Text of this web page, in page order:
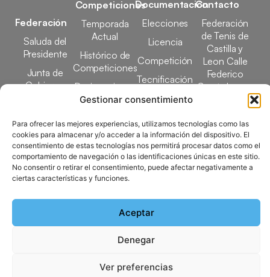
Gestionar consentimiento
Para ofrecer las mejores experiencias, utilizamos tecnologías como las
cookies para almacenar y/o acceder a la información del dispositivo. El
consentimiento de estas tecnologías nos permitirá procesar datos como el
comportamiento de navegación o las identificaciones únicas en este sitio.
No consentir o retirar el consentimiento, puede afectar negativamente a
ciertas características y funciones.
Aceptar
Denegar
Ver preferencias
Federación
Saluda del
Presidente
Junta de
Gobierno
Elecciones
Clubes
Federados
Competiciones
Temporada
Actual
Histórico de
Competiciones
Designaciones
Arbitrales
Documentación
Elecciones
Licencia
Competición
Tecnificación
Docencia
Contacto
Federación
de Tenis de
Castilla y
Leon Calle
Federico
García Lorca,
983 24 94 26
Copyright © 2025 Federación de Tenis de Castilla y León |
Desarrollado porTOOOLS
Política de Cookies